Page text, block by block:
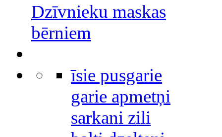
Dzīvnieku maskas
bērniem
īsie pusgarie
garie apmetņi
sarkani zili